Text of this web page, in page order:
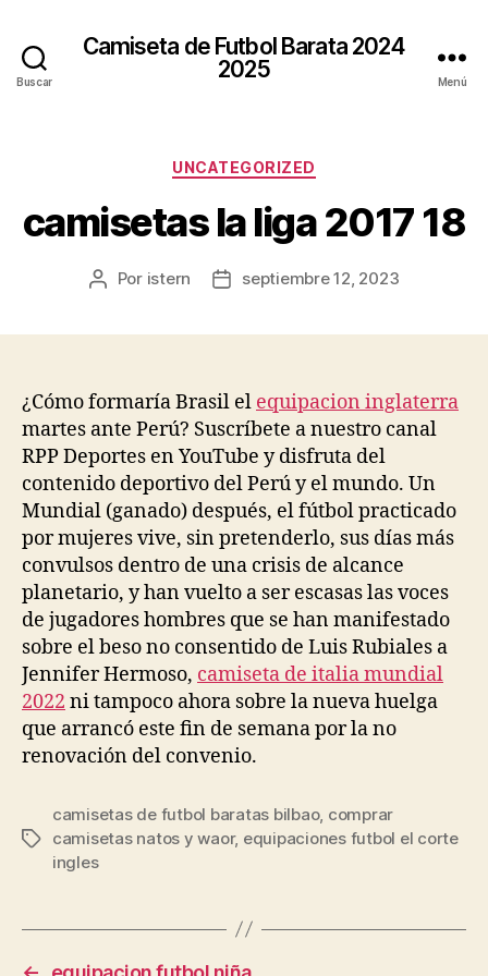
Buscar
Camiseta de Futbol Barata 2024
2025
Menú
Categorías
UNCATEGORIZED
camisetas la liga 2017 18
Autor
Por istern
Fechaseptiembre 12, 2023
¿Cómo formaría Brasil el equipacion inglaterra
martes ante Perú? Suscríbete a nuestro canal
RPP Deportes en YouTube y disfruta del
contenido deportivo del Perú y el mundo. Un
Mundial (ganado) después, el fútbol practicado
por mujeres vive, sin pretenderlo, sus días más
convulsos dentro de una crisis de alcance
planetario, y han vuelto a ser escasas las voces
de jugadores hombres que se han manifestado
sobre el beso no consentido de Luis Rubiales a
Jennifer Hermoso, camiseta de italia mundial
2022 ni tampoco ahora sobre la nueva huelga
que arrancó este fin de semana por la no
renovación del convenio.
Etiquetas
camisetas de futbol baratas bilbao, comprar
camisetas natos y waor, equipaciones futbol el corte
ingles